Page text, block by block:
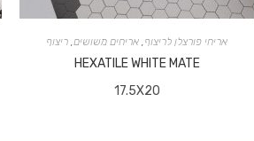
אריחי פורצלן לריצוף אריחים משושים ריצוף
HEXATILE WHITE MATE
17.5X20